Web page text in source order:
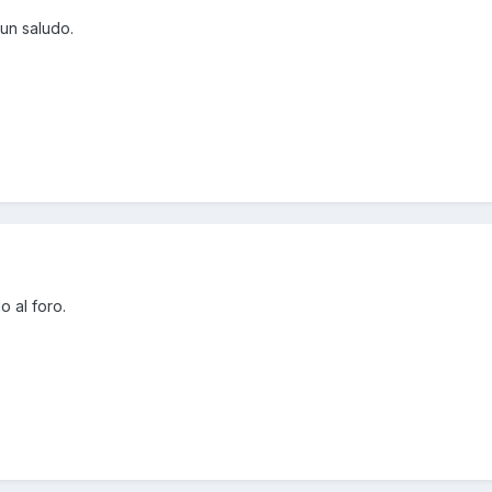
saludo.
al foro.